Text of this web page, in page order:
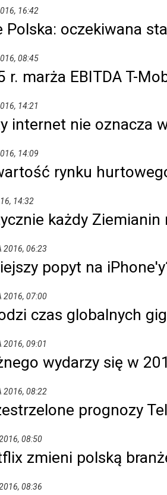
16:42
Polska: oczekiwana
08:45
r. marża EBITDA T-
14:21
internet nie oznacza
14:09
rynku
14:32
każdy Ziemianin
2016, 06:23
popyt na
2016, 07:00
czas globalnych
2016, 09:01
wydarzy się w
2016, 08:22
prognozy
08:50
zmieni polską
08:36